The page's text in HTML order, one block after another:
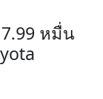
หมื่น